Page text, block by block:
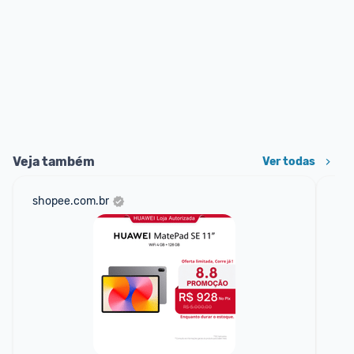
Veja também Ver todas
shopee.com.br